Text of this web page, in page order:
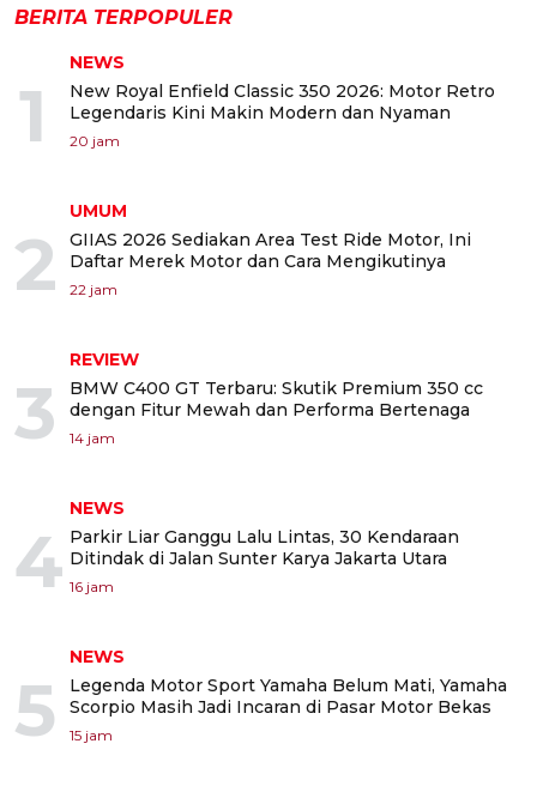
BERITA TERPOPULER
1
NEWS
New Royal Enfield Classic 350 2026: Motor Retro
Legendaris Kini Makin Modern dan Nyaman
20 jam
2
UMUM
GIIAS 2026 Sediakan Area Test Ride Motor, Ini
Daftar Merek Motor dan Cara Mengikutinya
22 jam
3
REVIEW
BMW C400 GT Terbaru: Skutik Premium 350 cc
dengan Fitur Mewah dan Performa Bertenaga
14 jam
4
NEWS
Parkir Liar Ganggu Lalu Lintas, 30 Kendaraan
Ditindak di Jalan Sunter Karya Jakarta Utara
16 jam
5
NEWS
Legenda Motor Sport Yamaha Belum Mati, Yamaha
Scorpio Masih Jadi Incaran di Pasar Motor Bekas
15 jam